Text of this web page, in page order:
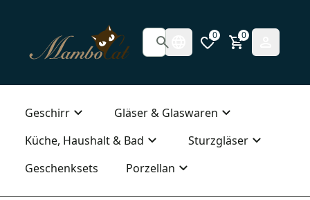
0 0
Geschirr
Gläser & Glaswaren
Küche, Haushalt & Bad
Sturzgläser
Geschenksets
Porzellan